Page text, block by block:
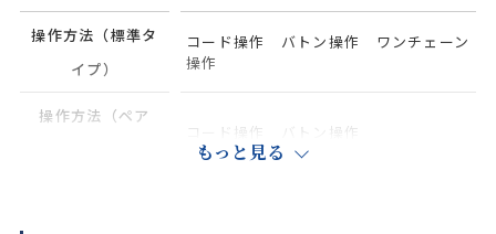
操作方法（標準タ
イプ）
コード操作 バトン操作 ワンチェーン
操作
操作方法（ペア
コード操作 バトン操作
もっと見る